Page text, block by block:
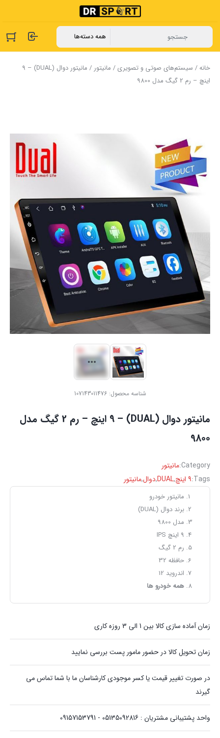
خانه/ سیستم‌های صوتی و تصویری/ مانیتور
/ مانیتور دوال (DUAL) – 9
اینچ – رم 2 گیگ مدل 9800
شناسه محصول:107143011476
مانیتور دوال (DUAL) – 9 اینچ – رم 2 گیگ مدل
9800
Category:مانیتور
Tags: 9 اینچ ,
DUAL
,دوال,مانیتور
مانیتور خودرو
برند دوال (DUAL)
مدل 9800
9 اینچ IPS
رم 2 گیگ
حافظه 32
اندروید 12
همه خودرو ها
زمان آماده سازی کالا بین 1 الی 3 روزه کاری
زمان تحویل کالا در حضور مامور پست بررسی نمایید
در صورت تغییر قیمت یا کسر موجودی کارشناسان ما با شما تماس می
گیرند
واحد پشتیبانی مشتریان : 05135092816 - 09157153791